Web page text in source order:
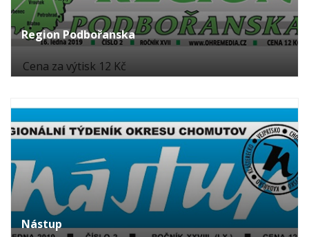
Region Podbořanska
Cena za výtisk 12 Kč
Nástup